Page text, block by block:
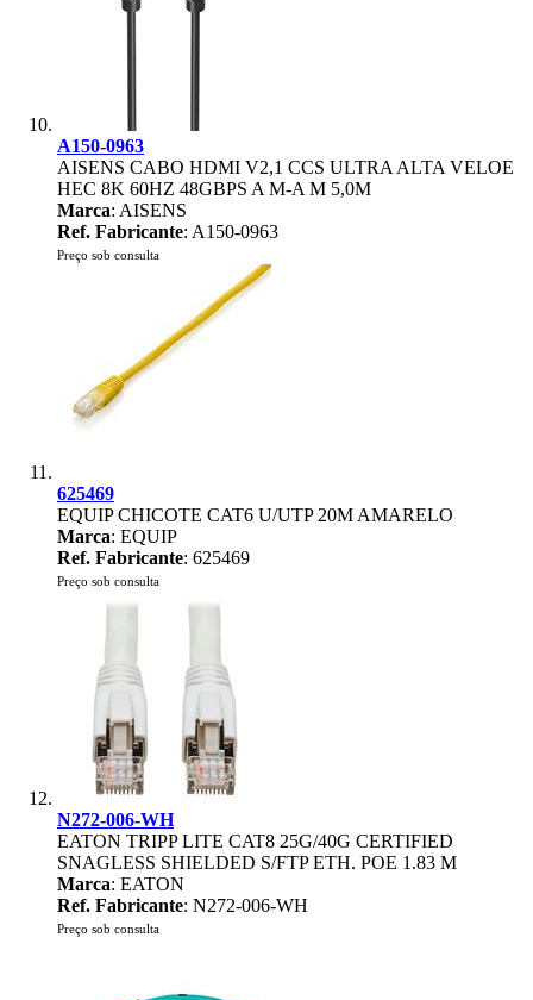
A150-0963
AISENS CABO HDMI V2,1 CCS ULTRA ALTA VELOE
HEC 8K 60HZ 48GBPS A M-A M 5,0M
Marca: AISENS
Ref. Fabricante: A150-0963
Preço sob consulta
625469
EQUIP CHICOTE CAT6 U/UTP 20M AMARELO
Marca: EQUIP
Ref. Fabricante: 625469
Preço sob consulta
N272-006-WH
EATON TRIPP LITE CAT8 25G/40G CERTIFIED
SNAGLESS SHIELDED S/FTP ETH. POE 1.83 M
Marca: EATON
Ref. Fabricante: N272-006-WH
Preço sob consulta